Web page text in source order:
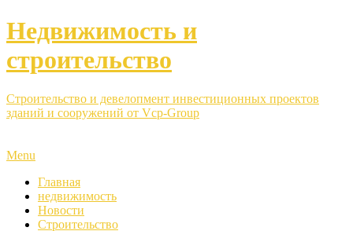
Недвижимость и
строительство
Строительство и девелопмент инвестиционных проектов
зданий и сооружений от Vcp-Group
Menu
Главная
недвижимость
Новости
Строительство